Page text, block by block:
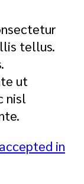
tellus.
ut
nisl
in